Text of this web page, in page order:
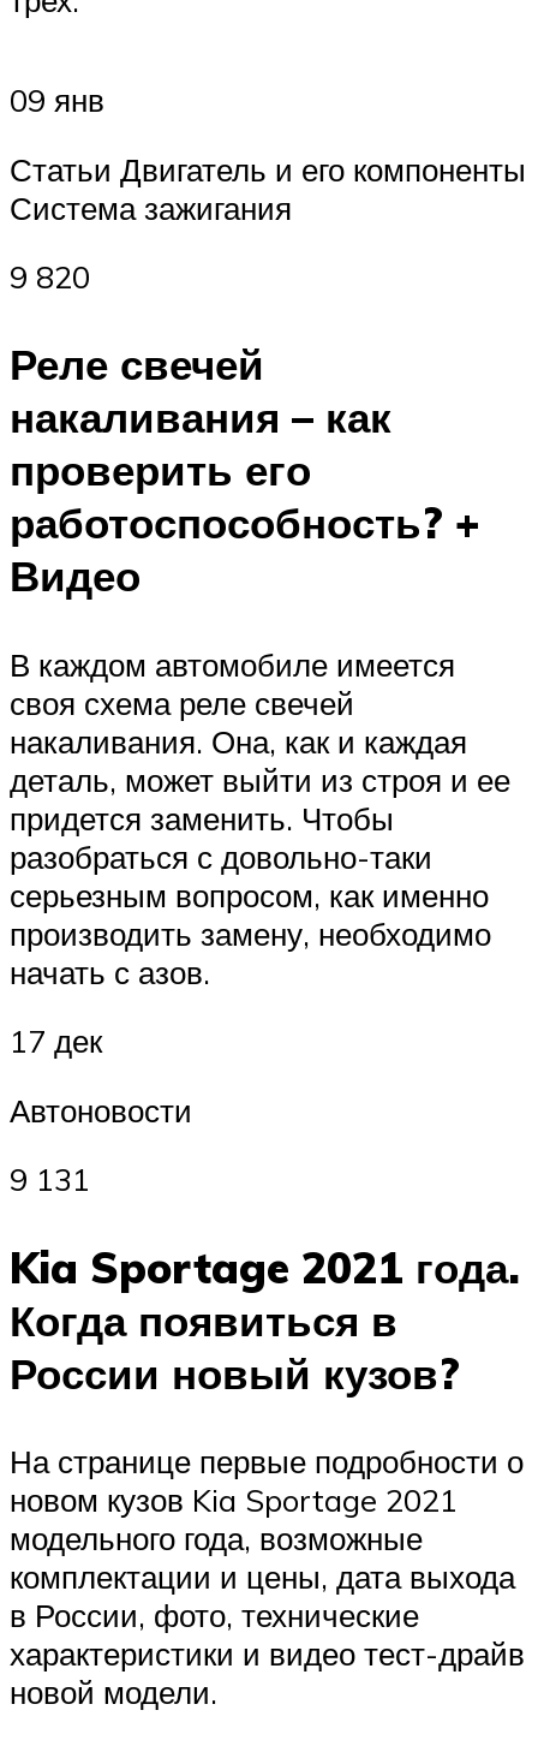
09 янв
Статьи Двигатель и его компоненты
Система зажигания
9 820
Реле свечей
накаливания – как
проверить его
работоспособность? +
Видео
В каждом автомобиле имеется
своя схема реле свечей
накаливания. Она, как и каждая
деталь, может выйти из строя и ее
придется заменить. Чтобы
разобраться с довольно-таки
серьезным вопросом, как именно
производить замену, необходимо
начать с азов.
17 дек
Автоновости
9 131
Kia Sportage 2021 года.
Когда появиться в
России новый кузов?
На странице первые подробности о
новом кузов Kia Sportage 2021
модельного года, возможные
комплектации и цены, дата выхода
в России, фото, технические
характеристики и видео тест-драйв
новой модели.